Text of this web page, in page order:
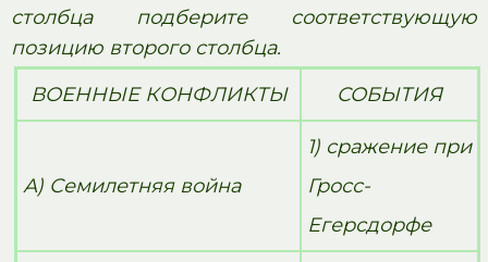
столбца под­бе­ри­те соответствующую
позицию второго столбца.
ВОЕННЫЕ КОН­ФЛИК­ТЫ
СОБЫТИЯ
А) Се­ми­лет­няя война
1) сра­же­ние при
Гросс-
Егерсдорфе